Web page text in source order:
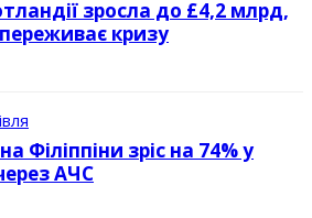
зросла до £4,2 млрд,
кризу
Філіппіни зріс на 74% у
АЧС